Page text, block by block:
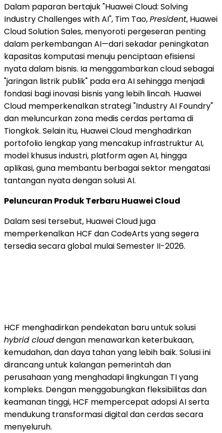
Dalam paparan bertajuk "Huawei Cloud: Solving
Industry Challenges with AI", Tim Tao,President, Huawei
Cloud Solution Sales, menyoroti pergeseran penting
dalam perkembangan AI—dari sekadar peningkatan
kapasitas komputasi menuju penciptaan efisiensi
nyata dalam bisnis. Ia menggambarkan cloud sebagai
"jaringan listrik publik" pada era AI sehingga menjadi
fondasi bagi inovasi bisnis yang lebih lincah. Huawei
Cloud memperkenalkan strategi "Industry AI Foundry"
dan meluncurkan zona medis cerdas pertama di
Tiongkok. Selain itu, Huawei Cloud menghadirkan
portofolio lengkap yang mencakup infrastruktur AI,
model khusus industri, platform agen AI, hingga
aplikasi, guna membantu berbagai sektor mengatasi
tantangan nyata dengan solusi AI.
Peluncuran Produk Terbaru Huawei Cloud
Dalam sesi tersebut, Huawei Cloud juga
memperkenalkan HCF dan CodeArts yang segera
tersedia secara global mulai Semester II-2026.
HCF menghadirkan pendekatan baru untuk solusi
hybrid clouddengan menawarkan keterbukaan,
kemudahan, dan daya tahan yang lebih baik. Solusi ini
dirancang untuk kalangan pemerintah dan
perusahaan yang menghadapi lingkungan TI yang
kompleks. Dengan menggabungkan fleksibilitas dan
keamanan tinggi, HCF mempercepat adopsi AI serta
mendukung transformasi digital dan cerdas secara
menyeluruh.